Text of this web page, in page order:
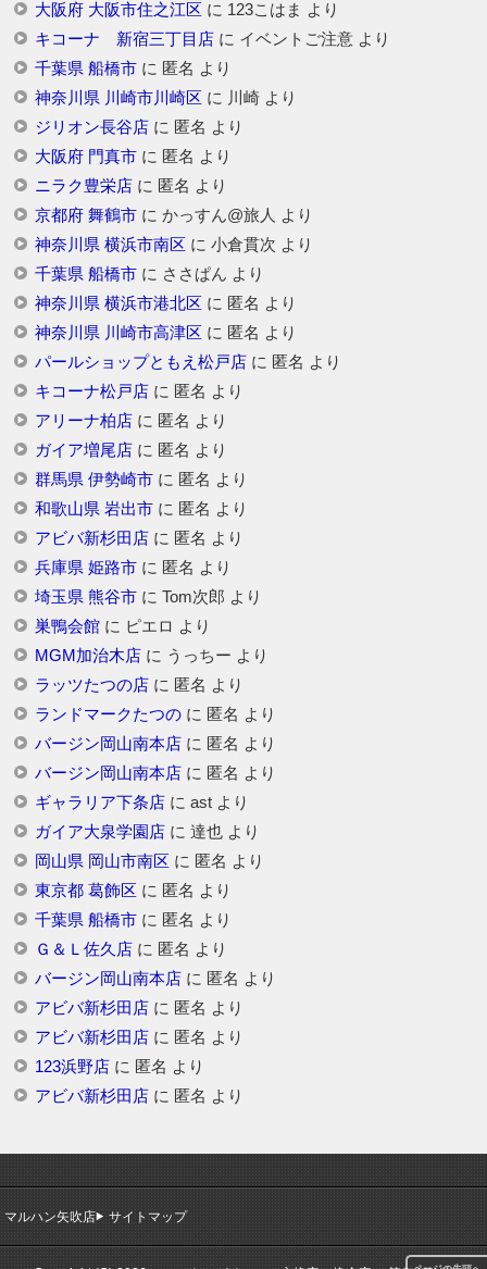
大阪府 大阪市住之江区 に 123こはま より
キコーナ 新宿三丁目店に イベントご注意より
千葉県 船橋市に 匿名 より
神奈川県 川崎市川崎区 に 川崎より
ジリオン長谷店に 匿名 より
大阪府 門真市に 匿名 より
ニラク豊栄店に 匿名 より
京都府 舞鶴市に かっすん@旅人 より
神奈川県 横浜市南区 に 小倉貫次 より
千葉県 船橋市に ささぱん より
神奈川県 横浜市港北区 に 匿名 より
神奈川県 川崎市高津区 に 匿名 より
パールショップともえ松戸店に 匿名 より
キコーナ松戸店に 匿名 より
アリーナ柏店に 匿名 より
ガイア増尾店に 匿名 より
群馬県 伊勢崎市に 匿名 より
和歌山県 岩出市に 匿名 より
アビバ新杉田店に 匿名 より
兵庫県 姫路市に 匿名 より
埼玉県 熊谷市に Tom次郎 より
巣鴨会館に ピエロ より
MGM加治木店に うっちー より
ラッツたつの店に 匿名 より
ランドマークたつのに 匿名 より
バージン岡山南本店に 匿名 より
バージン岡山南本店に 匿名 より
ギャラリア下条店に astより
ガイア大泉学園店に 達也より
岡山県 岡山市南区 に 匿名 より
東京都 葛飾区 に 匿名 より
千葉県 船橋市に 匿名 より
Ｇ＆Ｌ佐久店に 匿名 より
バージン岡山南本店に 匿名 より
アビバ新杉田店に 匿名 より
アビバ新杉田店に 匿名 より
123浜野店に 匿名 より
アビバ新杉田店に 匿名 より
マルハン矢吹店 サイトマップ